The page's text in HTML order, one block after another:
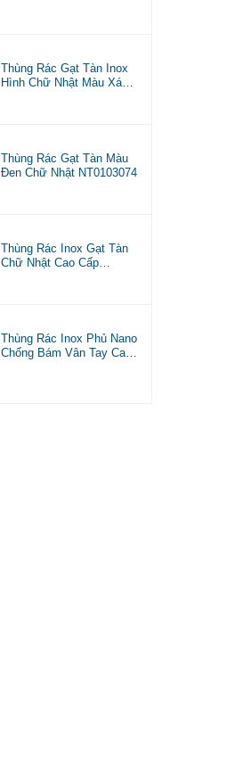
Thùng Rác Gạt Tàn Inox
Hình Chữ Nhật Màu Xám
Thùng Rác Gạt Tàn Màu
Đen Chữ Nhật NT0103074
Thùng Rác Inox Gạt Tàn
Chữ Nhật Cao Cấp
Thùng Rác Inox Phủ Nano
Chống Bám Vân Tay Cao